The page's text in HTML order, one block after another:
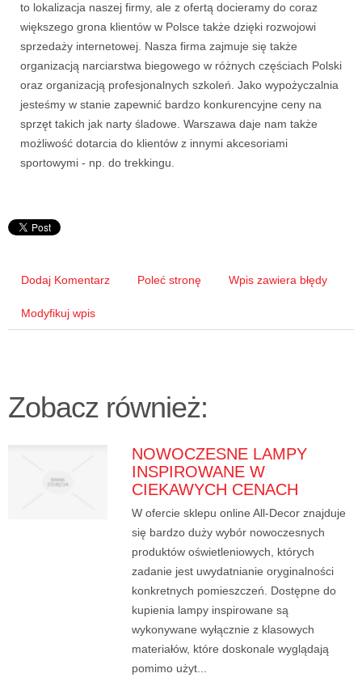
to lokalizacja naszej firmy, ale z ofertą docieramy do coraz
większego grona klientów w Polsce także dzięki rozwojowi
sprzedaży internetowej. Nasza firma zajmuje się także
organizacją narciarstwa biegowego w różnych częściach Polski
oraz organizacją profesjonalnych szkoleń. Jako wypożyczalnia
jesteśmy w stanie zapewnić bardzo konkurencyjne ceny na
sprzęt takich jak narty śladowe. Warszawa daje nam także
możliwość dotarcia do klientów z innymi akcesoriami
sportowymi - np. do trekkingu.
Dodaj Komentarz Poleć stronę Wpis zawiera błędy
Modyfikuj wpis
Zobacz również:
NOWOCZESNE LAMPY
INSPIROWANE W
CIEKAWYCH CENACH
W ofercie sklepu online All-Decor znajduje
się bardzo duży wybór nowoczesnych
produktów oświetleniowych, których
zadanie jest uwydatnianie oryginalności
konkretnych pomieszczeń. Dostępne do
kupienia lampy inspirowane są
wykonywane wyłącznie z klasowych
materiałów, które doskonale wyglądają
pomimo użyt...